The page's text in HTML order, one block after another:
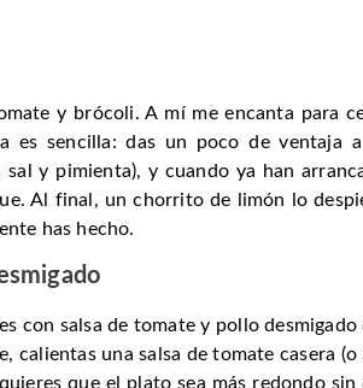
y brócoli. A mí me encanta para
es sencilla: das un poco de ventaja
y pimienta), y cuando ya han
Al final, un chorrito de limón lo
has hecho.
con salsa de tomate y pollo desmigado
calientas una salsa de tomate casera (o
que el plato sea más redondo sin